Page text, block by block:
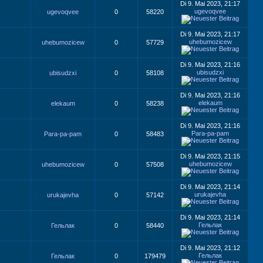
ugevoqvee 0 58220
Di 9. Mai 2023, 21:17
ugevoqvee
uhebumozicew 0 57729
Di 9. Mai 2023, 21:17
uhebumozicew
ubisudzxi 0 58108
Di 9. Mai 2023, 21:16
ubisudzxi
elekaum 0 58238
Di 9. Mai 2023, 21:16
elekaum
Para-pa-pam 0 58483
Di 9. Mai 2023, 21:16
Para-pa-pam
uhebumozicew 0 57508
Di 9. Mai 2023, 21:15
uhebumozicew
urukajevha 0 57142
Di 9. Mai 2023, 21:14
urukajevha
Гельлак 0 58440
Di 9. Mai 2023, 21:14
Гельлак
Гельлак 0 179479
Di 9. Mai 2023, 21:12
Гельлак